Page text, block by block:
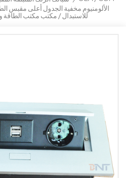
الألومنيوم مخفية الجدول أعلى مقبس
للاستبدال / مكتب مكتب الطاقة